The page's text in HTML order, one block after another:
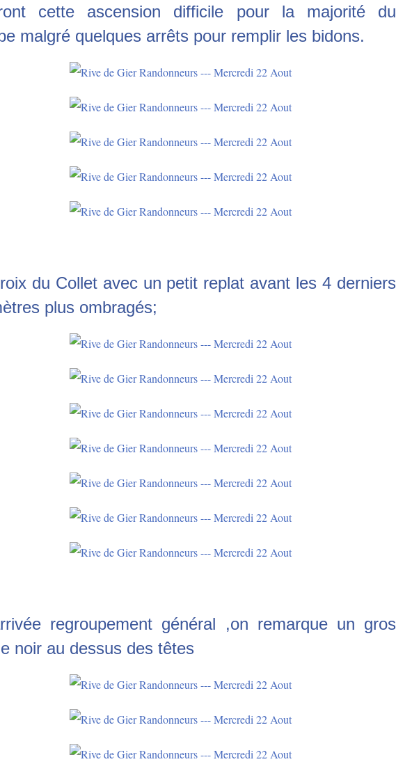
cette ascension difficile pour la majorité du
malgré quelques arrêts pour remplir les bidons.
du Collet avec un petit replat avant les 4 derniers
plus ombragés;
regroupement général ,on remarque un gros
noir au dessus des têtes